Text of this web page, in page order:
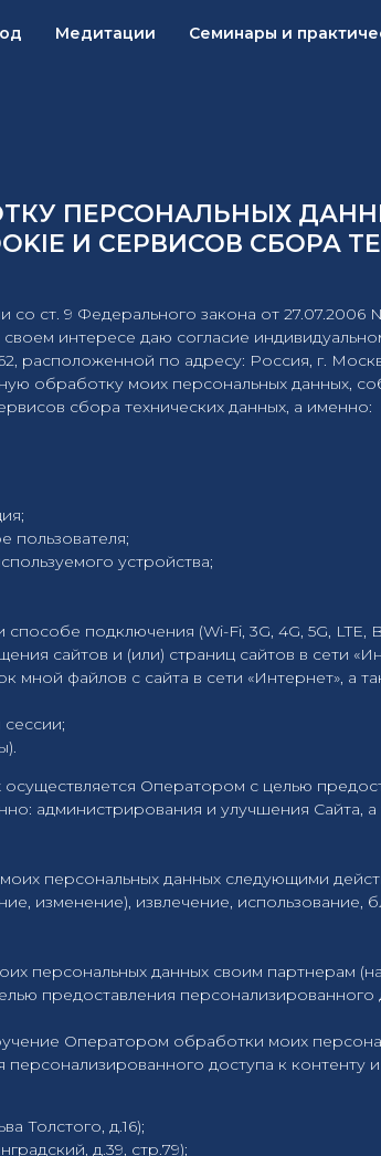
Медитации Семинары и
ПЕРСОНАЛЬНЫХ
И СЕРВИСОВ СБОРА
со ст. 9 Федерального закона от 27.07.2006
интересе даю согласие
расположенной по адресу: Россия, г.
обработку моих персональных данных,
сбора технических данных, а именно:
пользователя;
устройства;
подключения (Wi-Fi, 3G, 4G, 5G, LTE,
сайтов и (или) страниц сайтов в сети
мной файлов с сайта в сети «Интернет», а
Оператором с целью
администрирования и улучшения Сайта,
персональных данных следующими
изменение), извлечение, использование,
персональных данных своим партнерам
предоставления персонализированного
Оператором обработки моих
доступа к контенту
Толстого, д.16);
д.39, стр.79);